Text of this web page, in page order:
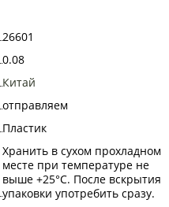
26601
0.08
Китай
отправляем
Пластик
Хранить в сухом прохладном
месте при температуре не
выше +25°С. После вскрытия
упаковки употребить сразу.